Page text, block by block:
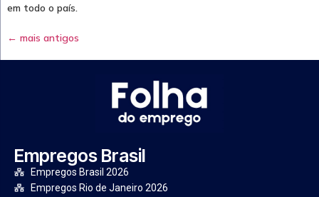
em todo o país.
← mais antigos
Empregos Brasil
Empregos Brasil 2026
Empregos Rio de Janeiro 2026